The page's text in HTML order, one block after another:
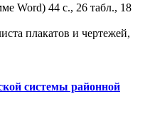
Word) 44 с., 26 табл., 18
плакатов и чертежей,
системы районной